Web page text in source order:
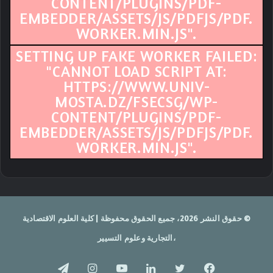
EMBEDDER/ASSETS/JS/PDFJS/PDF.
WORKER.MIN.JS".
SETTING UP FAKE WORKER FAILED:
"CANNOT LOAD SCRIPT AT:
HTTPS://WWW.UNIV-
MOSTA.DZ/FSECSG/WP-
CONTENT/PLUGINS/PDF-
EMBEDDER/ASSETS/JS/PDFJS/PDF.
WORKER.MIN.JS".
© حقوق النشر 2026، جميع الحقوق محفوظة | كلية العلوم الاقتصادية
،التجارية وعلوم التسيير
فيسبوكتويتر لينكدإنيوتيوبانستقرامتيلقرام